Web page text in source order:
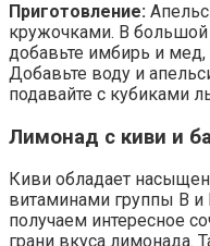
Приготовление:
кружочками. В
добавьте имбирь и
Добавьте воду и
подавайте с кубиками
Лимонад с киви и
Киви обладает
витаминами группы B и
получаем интересное
грани вкуса лимонада.